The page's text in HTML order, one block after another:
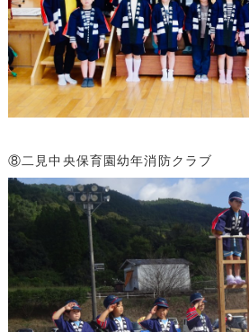
⑧二見中央保育園幼年消防クラブ